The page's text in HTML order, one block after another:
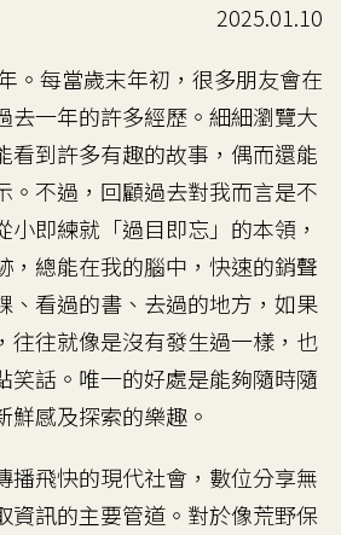
2025.01.10
每當歲末年初，很多朋友會在
去一年的許多經歷。細細瀏覽大
看到許多有趣的故事，偶而還能
。不過，回顧過去對我而言是不
小即練就「過目即忘」的本領，
，總能在我的腦中，快速的銷聲
、看過的書、去過的地方，如果
往往就像是沒有發生過一樣，也
笑話。唯一的好處是能夠隨時隨
感及探索的樂趣。
飛快的現代社會，數位分享無
資訊的主要管道。對於像荒野保